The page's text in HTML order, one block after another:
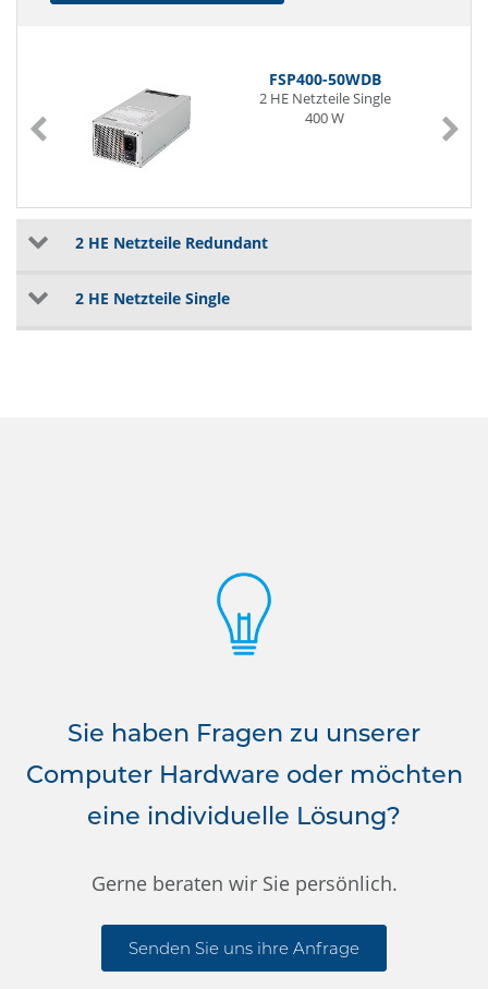
FSP400-50WDB
2 HE Netzteile Single
400 W
2 HE Netzteile Redundant
2 HE Netzteile Single
Sie haben Fragen zu unserer
Computer Hardware oder möchten
eine individuelle Lösung?
Gerne beraten wir Sie persönlich.
Senden Sie uns ihre Anfrage